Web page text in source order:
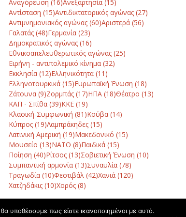
Αναγόρευση (16)Ανεξαρτησία(15)
Αντίσταση (15)Αντιδικτατορικός αγώνας(27)
Αντιμνημονιακός αγώνας(60)Αριστερά(56)
Γαλατάς(48)Γερμανία(23)
Δημοκρατικός αγώνας(16)
Εθνικοαπελευθερωτικός αγώνας(25)
Ειρήνη - αντιπολεμικό κίνημα(32)
Εκκλησία(12)Ελληνικότητα(11)
Ελληνοτουρκικά(15)Ευρωπαϊκή Ένωση (18)
Ζάτουνα(9)Ζορμπάς(17)ΗΠΑ(18)Θέατρο (13)
ΚΑΠ - Σπίθα(39)ΚΚΕ(19)
Κλασική-Συμφωνική (81)Κούβα(14)
Κύπρος(19)Λαμπράκηδες(15)
Λατινική Αμερική (19)Μακεδονικό (15)
Μουσείο (13)ΝΑΤΟ (8)Παιδικά(15)
Ποίηση (40)Ρίτσος(13)Σοβιετική Ένωση (10)
Συμπαντική αρμονία(13)Συναυλία(78)
Τραγωδία(10)Φεστιβάλ(42)Χανιά(120)
Χατζηδάκις(10)Χορός(8)
τον ξύπνησα ξημερώματα και τον
υποθέσουμε πως είστε ικανοποιημένοι με αυτό.